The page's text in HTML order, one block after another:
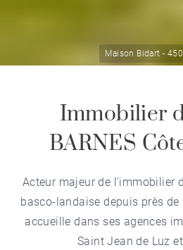
Maison Bidart - 450
Immobilier
BARNES
Acteur majeur de l'immobilier
basco-landaise depuis près de
accueille dans ses agences
Saint Jean de Luz